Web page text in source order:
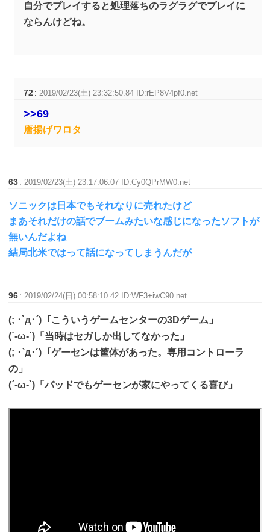
自分でプレイすると処理落ちのラグラグでプレイに
ならんけどね。
72 : 2019/02/23(土) 23:32:50.84 ID:rEP8V4pf0.net
>>69
唐揚げワロタ
63 : 2019/02/23(土) 23:17:06.07 ID:Cy0QPrMW0.net
ソニックは日本でもそれなりに売れたけど
まあそれだけの話でブームみたいな感じになったソフトが
無いんだよね
結局北米ではって話になってしまうんだが
96 : 2019/02/24(日) 00:58:10.42 ID:WF3+iwC90.net
(; ･`д･´)「こういうゲームセンターの3Dゲーム」
(´-ω-`)「当時はセガしか出してなかった」
(; ･`д･´)「ゲーセンは筐体があった。専用コントローラ
の」
(´-ω-`)「パッドでもゲーセンが家にやってくる喜び」